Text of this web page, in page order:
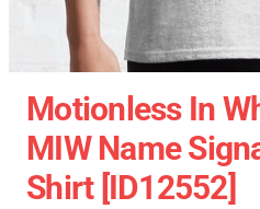
Motionless In
MIW Name
Shirt [ID12552]